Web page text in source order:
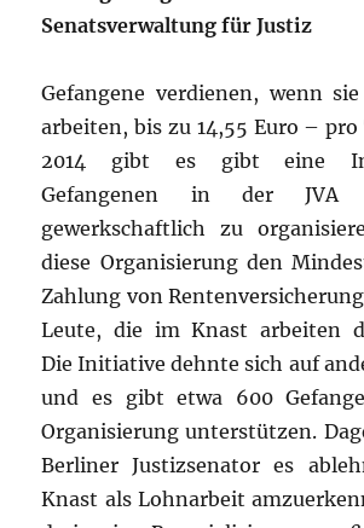
Senatsverwaltung für Justiz
Gefangene verdienen, wenn
arbeiten, bis zu 14,55 Euro –
2014 gibt es gibt eine
Gefangenen in der JVA
gewerkschaftlich zu
diese Organisierung den
Zahlung von
Leute, die im Knast arbeiten
Die Initiative dehnte sich auf
und es gibt etwa 600
Organisierung unterstützen.
Berliner Justizsenator es
Knast als Lohnarbeit